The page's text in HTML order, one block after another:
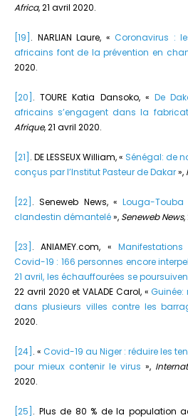
Africa, 21 avril 2020.
[19] . NARLIAN Laure, «Coronavirus :
africains font de la prévention en
2020.
[20] . TOURE Katia Dansoko, « De
africains s’engagent dans la
Afrique, 21 avril 2020.
[21] . DE LESSEUX William, « Sénégal: de
conçus par l’Institut Pasteur de Dakar»,
[22] . Seneweb News, «Louga-
clandestin démantelé», Seneweb News
[23] . ANIAMEY.com, «
Covid-19 : 166 personnes encore
21 avril, les échauffourées se
22 avril 2020 et VALADE Carol, «
dans plusieurs villes contre les
2020.
[24] . « Covid-19 au Niger : réduire les
pour mieux contenir le virus »,
2020.
[25] . Plus de 80 % de la population